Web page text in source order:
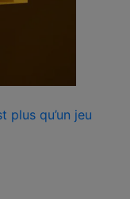
plus qu’un jeu